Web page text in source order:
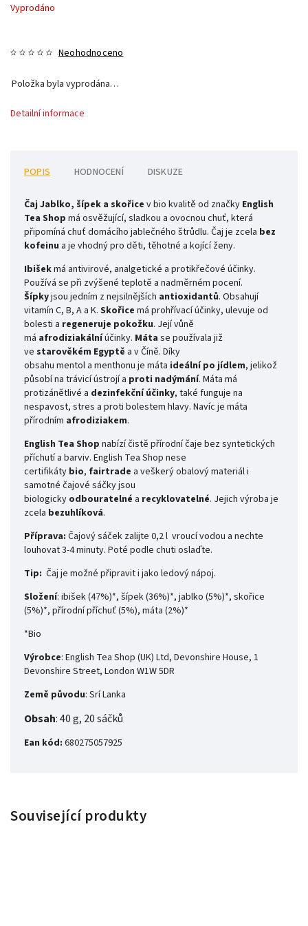
Vyprodáno
Neohodnoceno
Položka byla vyprodána…
Detailní informace
POPIS HODNOCENÍ DISKUZE
Čaj Jablko, šípek a skořice v bio kvalitě od značky English
Tea Shop má osvěžující, sladkou a ovocnou chuť, která
připomíná chuť domácího jablečného štrůdlu. Čaj je zcela bez
kofeinu a je vhodný pro děti, těhotné a kojící ženy.
Ibišekmá antivirové, analgetické a protikřečové účinky.
Používá se při zvýšené teplotě a nadměrném pocení.
Šípkyjsou jedním z nejsilnějších antioxidantů. Obsahují
vitamín C, B, A a K. Skořice má prohřívací účinky, ulevuje od
bolesti a regeneruje pokožku. Její vůně
má afrodiziakálníúčinky. Máta se používala již
ve starověkém Egyptě a v Číně. Díky
obsahu mentol a menthonu je máta ideální po jídlem, jelikož
působí na trávicí ústrojí a proti nadýmání. Máta má
protizánětlivé a dezinfekční účinky, také funguje na
nespavost, stres a proti bolestem hlavy. Navíc je máta
přírodním afrodiziakem.
English Tea Shop nabízí čistě přírodní čaje bez syntetických
příchutí a barviv. English Tea Shop nese
certifikáty bio, fairtrade a veškerý obalový materiál i
samotné čajové sáčky jsou
biologicky odbouratelné a recyklovatelné. Jejich výroba je
zcela bezuhlíková.
Příprava: Čajový sáček zalijte 0,2 l vroucí vodou a nechte
louhovat 3-4 minuty. Poté podle chuti oslaďte.
Tip: Čaj je možné připravit i jako ledový nápoj.
Složení: ibišek (47%)*, šípek (36%)*, jablko (5%)*, skořice
(5%)*, přírodní příchuť (5%), máta (2%)*
*Bio
Výrobce: English Tea Shop (UK) Ltd, Devonshire House, 1
Devonshire Street, London W1W 5DR
Země původu: Srí Lanka
Obsah: 40 g, 20 sáčků
Ean kód: 680275057925
Související produkty